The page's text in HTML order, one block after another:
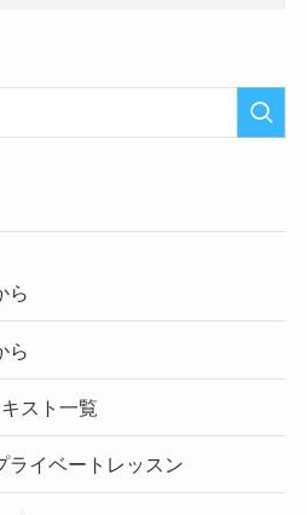
ら
ら
スト一覧
ライベートレッスン